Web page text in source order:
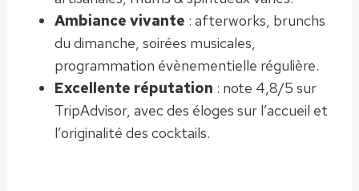
Ambiance vivante : afterworks, brunchs
du dimanche, soirées musicales,
programmation évènementielle régulière.
Excellente réputation : note 4,8/5 sur
TripAdvisor, avec des éloges sur l’accueil et
l’originalité des cocktails.